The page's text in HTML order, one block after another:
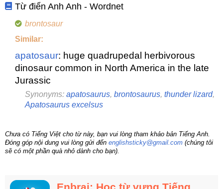
Từ điển Anh Anh - Wordnet
brontosaur
Similar:
apatosaur: huge quadrupedal herbivorous
dinosaur common in North America in the late
Jurassic
Synonyms: apatosaurus, brontosaurus, thunder lizard,
Apatosaurus excelsus
Chưa có Tiếng Việt cho từ này, bạn vui lòng tham khảo bản Tiếng Anh.
Đóng góp nội dung vui lòng gửi đến englishsticky@gmail.com (chúng tôi
sẽ có một phần quà nhỏ dành cho bạn).